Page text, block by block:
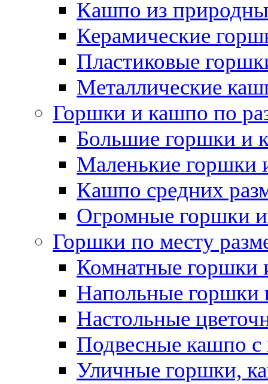
Кашпо из
Керамические
Пластиковые
Металлические
Горшки и кашпо по
Большие горшки и
Маленькие горшки
Кашпо средних
Огромные горшки
Горшки по месту
Комнатные горшки
Напольные горшки
Настольные
Подвесные кашпо с
Уличные горшки,